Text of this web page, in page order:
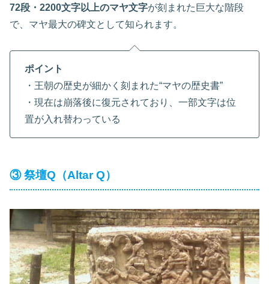
72段・2200文字以上のマヤ文字が刻まれた巨大な階段
で、マヤ最大の碑文として知られます。
ポイント
・王朝の歴史が細かく刻まれた“マヤの歴史書”
・現在は崩落後に復元されており、一部文字は位
置が入れ替わっている
③ 祭壇Q（Altar Q）